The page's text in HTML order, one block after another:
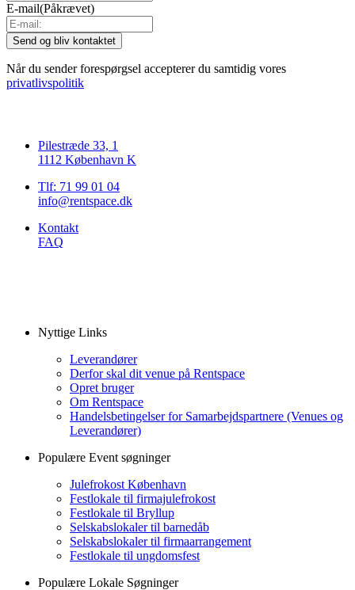
E-mail(Påkrævet)
Når du sender forespørgsel accepterer du samtidig vores
privatlivspolitik
Pilestræde 33, 1
1112 København K
Tlf: 71 99 01 04
info@rentspace.dk
Kontakt
FAQ
Nyttige Links
Leverandører
Derfor skal dit venue på Rentspace
Opret bruger
Om Rentspace
Handelsbetingelser for Samarbejdspartnere (Venues og
Leverandører)
Populære Event søgninger
Julefrokost København
Festlokale til firmajulefrokost
Festlokale til Bryllup
Selskabslokaler til barnedåb
Selskabslokaler til firmaarrangement
Festlokale til ungdomsfest
Populære Lokale Søgninger